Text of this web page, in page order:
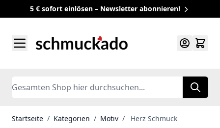
5 € sofort einlösen – Newsletter abonnieren!
Search
Startseite / Kategorien / Motiv / Herz Schmuck